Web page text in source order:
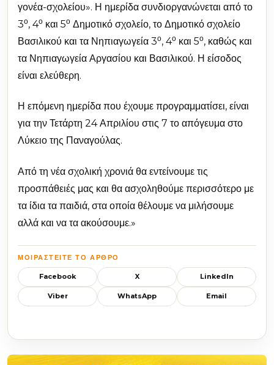
γονέα-σχολείου». Η ημερίδα συνδιοργανώνεται από το
3ο, 4ο και 5ο Δημοτικό σχολείο, το Δημοτικό σχολείο
Βασιλικού και τα Νηπιαγωγεία 3ο, 4ο και 5ο, καθώς και
τα Νηπιαγωγεία Αργασίου και Βασιλικού. Η είσοδος
είναι ελεύθερη.
Η επόμενη ημερίδα που έχουμε προγραμματίσει, είναι
για την Τετάρτη 24 Απριλίου στις 7 το απόγευμα στο
Λύκειο της Παναγούλας.
Από τη νέα σχολική χρονιά θα εντείνουμε τις
προσπάθειές μας και θα ασχοληθούμε περισσότερο με
τα ίδια τα παιδιά, στα οποία θέλουμε να μιλήσουμε
αλλά και να τα ακούσουμε.»
ΜΟΙΡΑΣΤΕΊΤΕ ΤΟ ΆΡΘΡΟ
Facebook X LinkedIn
Viber WhatsApp Email